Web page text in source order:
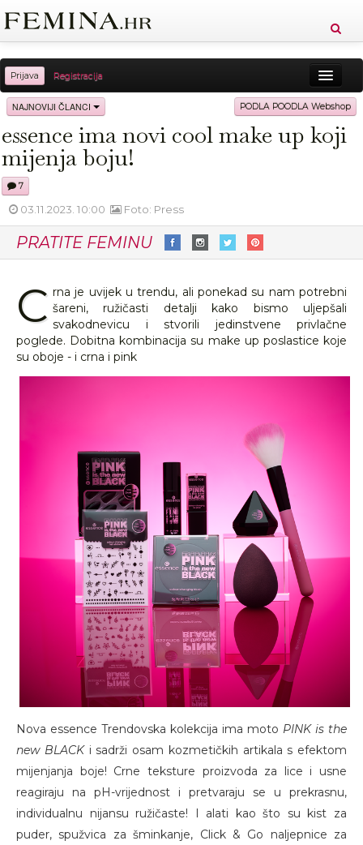
Prijava Registracija
Sreća Zdravlje Vitkost
Moda Ljubav Relax Putovanja Recepti
Proizvodi
NAJNOVIJI ČLANCI PODLA POODLA Webshop
essence ima novi cool make up koji
mijenja boju!
7
03.11.2023. 10:00 Foto: Press
PRATITE FEMINU
C rna je uvijek u trendu, ali ponekad su nam potrebni
šareni, ružičasti detalji kako bismo uljepšali
svakodnevicu i stvorili jedinstvene privlačne
poglede. Dobitna kombinacija su make up poslastice koje
su oboje - i crna i pink
Nova essence Trendovska kolekcija ima moto PINK is the
new BLACKi sadrži osam kozmetičkih artikala s efektom
mijenjanja boje! Crne teksture proizvoda za lice i usne
reagiraju na pH-vrijednost i pretvaraju se u prekrasnu,
individualnu nijansu ružičaste! I alati kao što su kist za
puder, spužvica za šminkanje, Click & Go naljepnice za